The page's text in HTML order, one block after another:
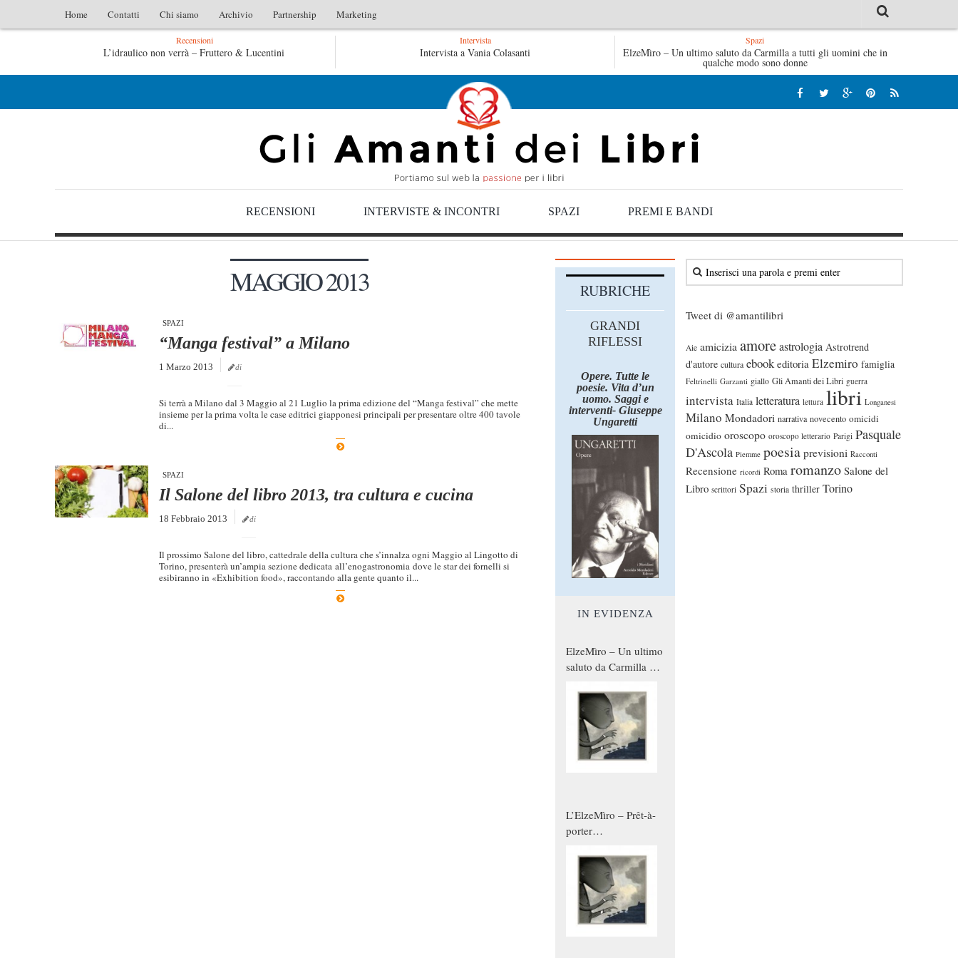
Home Contatti Chi siamo Archivio Partnership Marketing
Recensioni
L’idraulico non verrà – Fruttero & Lucentini L’arte di uno storico – Emilio Gentile Tutte le mattine di Sybil – Virginia Evans L’idraulico non verrà – Fruttero &
Intervista
Intervista a Vania Colasanti
Spazi
ElzeMìro – Un ultimo saluto da Carmilla a tutti gli uomini che in
qualche modo sono donne
RECENSIONI INTERVISTE & INCONTRI SPAZI PREMI E BANDI
MAGGIO 2013
SPAZI
“Manga festival” a Milano
1 Marzo 2013 di
Si terrà a Milano dal 3 Maggio al 21 Luglio la prima edizione del “Manga festival” che mette
insieme per la prima volta le case editrici giapponesi principali per presentare oltre 400 tavole
di...
SPAZI
Il Salone del libro 2013, tra cultura e cucina
18 Febbraio 2013 di
Il prossimo Salone del libro, cattedrale della cultura che s’innalza ogni Maggio al Lingotto di
Torino, presenterà un’ampia sezione dedicata all’enogastronomia dove le star dei fornelli si
esibiranno in «Exhibition food», raccontando alla gente quanto il...
Tweet di @amantilibri
Aie amicizia amoreastrologia Astrotrend
d'autore cultura ebook editoria Elzemiro famiglia
Feltrinelli Garzanti giallo Gli Amanti dei Libri guerra
intervista Italia letteratura lettura libri Longanesi
Milano Mondadori narrativa novecento omicidi
omicidio oroscopo oroscopo letterario Parigi Pasquale
D'Ascola Piemme poesia previsioni Racconti
Recensione ricordi Roma romanzo Salone del
Libro scrittori Spazi storia thriller Torino
RUBRICHE
GRANDI
RIFLESSI
Opere. Tutte le
poesie. Vita d’un
uomo. Saggi e
interventi- Giuseppe
Ungaretti
IN EVIDENZA
ElzeMìro – Un ultimo
saluto da Carmilla a
qualche modo sono
donne
L’ElzeMìro – Prêt-à-
porter